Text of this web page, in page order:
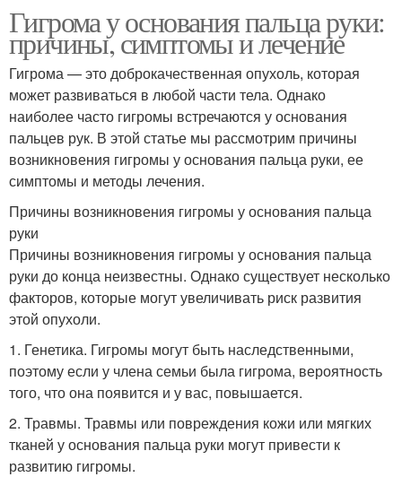
Гигрома у основания пальца руки:
причины, симптомы и лечение
Гигрома — это доброкачественная опухоль, которая
может развиваться в любой части тела. Однако
наиболее часто гигромы встречаются у основания
пальцев рук. В этой статье мы рассмотрим причины
возникновения гигромы у основания пальца руки, ее
симптомы и методы лечения.
Причины возникновения гигромы у основания пальца
руки
Причины возникновения гигромы у основания пальца
руки до конца неизвестны. Однако существует несколько
факторов, которые могут увеличивать риск развития
этой опухоли.
1. Генетика. Гигромы могут быть наследственными,
поэтому если у члена семьи была гигрома, вероятность
того, что она появится и у вас, повышается.
2. Травмы. Травмы или повреждения кожи или мягких
тканей у основания пальца руки могут привести к
развитию гигромы.